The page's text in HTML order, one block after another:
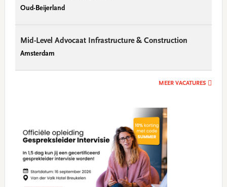
Oud-Beijerland
Mid-Level Advocaat Infrastructure & Construction
Amsterdam
MEER VACATURES